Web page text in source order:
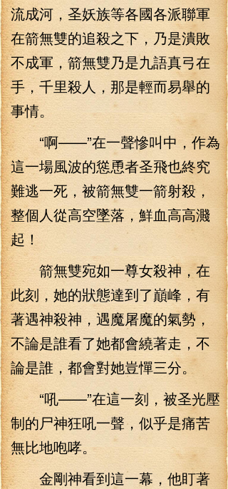
流成河，圣妖族等各國各派聯軍
在箭無雙的追殺之下，乃是潰敗
不成軍，箭無雙乃是九語真弓在
手，千里殺人，那是輕而易舉的
事情。
“啊——”在一聲慘叫中，作為
這一場風波的慫恿者圣飛也終究
難逃一死，被箭無雙一箭射殺，
整個人從高空墜落，鮮血高高濺
起！
箭無雙宛如一尊女殺神，在
此刻，她的狀態達到了巔峰，有
著遇神殺神，遇魔屠魔的氣勢，
不論是誰看了她都會繞著走，不
論是誰，都會對她豈憚三分。
“吼——”在這一刻，被圣光壓
制的尸神狂吼一聲，似乎是痛苦
無比地咆哮。
金剛神看到這一幕，他盯著